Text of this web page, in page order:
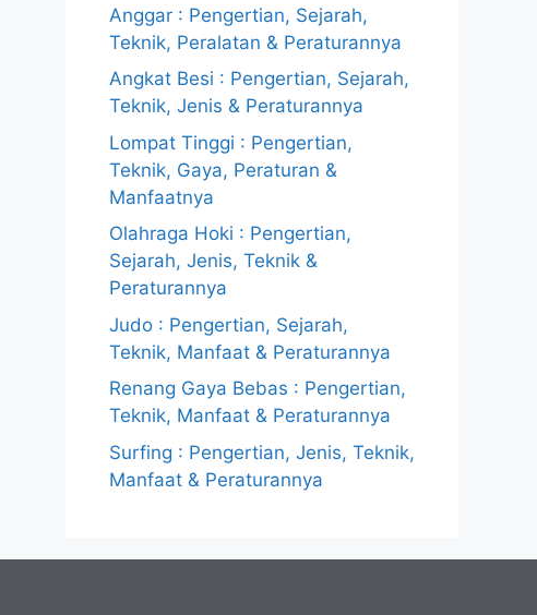
Anggar : Pengertian, Sejarah,
Teknik, Peralatan & Peraturannya
Angkat Besi : Pengertian, Sejarah,
Teknik, Jenis & Peraturannya
Lompat Tinggi : Pengertian,
Teknik, Gaya, Peraturan &
Manfaatnya
Olahraga Hoki : Pengertian,
Sejarah, Jenis, Teknik &
Peraturannya
Judo : Pengertian, Sejarah,
Teknik, Manfaat & Peraturannya
Renang Gaya Bebas : Pengertian,
Teknik, Manfaat & Peraturannya
Surfing : Pengertian, Jenis, Teknik,
Manfaat & Peraturannya